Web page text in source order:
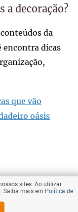
a decoração?
da
encontra dicas
que vão
oásis
sites. Ao utilizar
Saiba mais em Política de